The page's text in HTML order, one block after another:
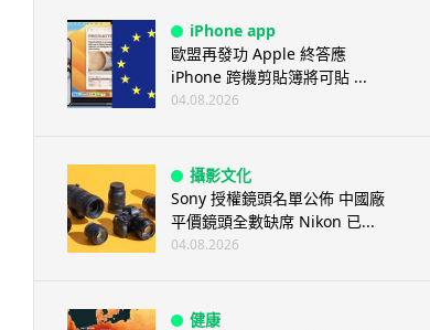
iPhone app
歐盟再發功 Apple 終答應
iPhone 跨機剪貼簿將可貼 ...
04.08.2026
攝影文化
Sony 授權鏡頭名單公佈 中國廠
平價鏡頭全數缺席 Nikon 已...
04.08.2026
健康